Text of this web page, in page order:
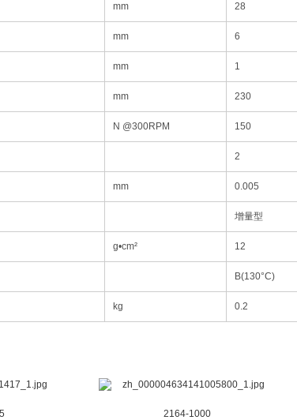
mm 28
mm 6
mm 1
mm 230
N @300RPM 150
2
mm 0.005
增量型
g•cm² 12
B(130°C)
kg 0.2
2164-1000